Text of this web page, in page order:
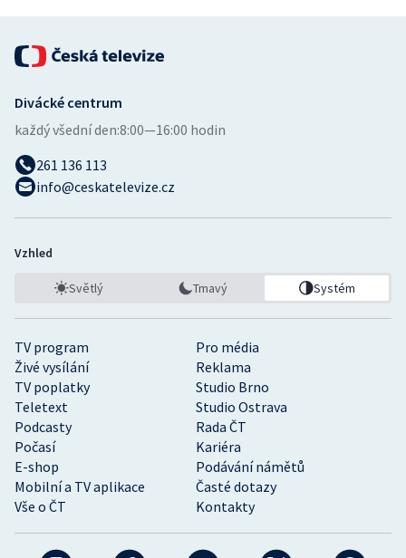
TV program
Pro média
Živé vysílání
Reklama
TV poplatky
Studio Brno
Teletext
Studio Ostrava
Podcasty
Rada ČT
Počasí
Kariéra
E-shop
Podávání námětů
Mobilní a TV aplikace
Časté dotazy
Vše o ČT
Kontakty
Divácké centrum
každý všední den:8:00—16:00 hodin
261 136 113
info@ceskatelevize.cz
Vzhled
Světlý Tmavý Systém